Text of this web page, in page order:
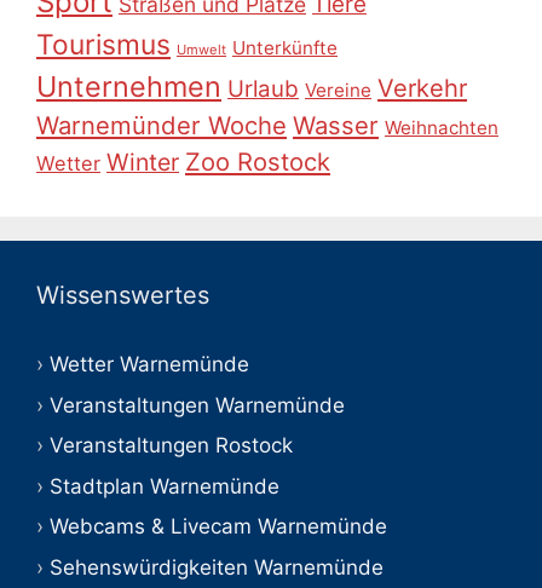
Tourismus Umwelt Unterkünfte
Unternehmen Urlaub Vereine Verkehr
Warnemünder Woche Wasser Weihnachten
Wetter Winter Zoo Rostock
Wissenswertes
Wetter Warnemünde
Veranstaltungen Warnemünde
Veranstaltungen Rostock
Stadtplan Warnemünde
Webcams & Livecam Warnemünde
Sehenswürdigkeiten Warnemünde